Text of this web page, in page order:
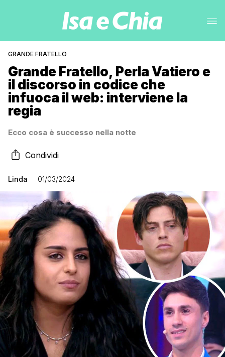
GRANDE FRATELLO
Grande Fratello, Perla Vatiero e
il discorso in codice che
infuoca il web: interviene la
regia
Ecco cosa è successo nella notte
Condividi
Linda 01/03/2024